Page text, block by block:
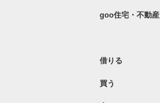
goo住宅・不動産
借りる
買う